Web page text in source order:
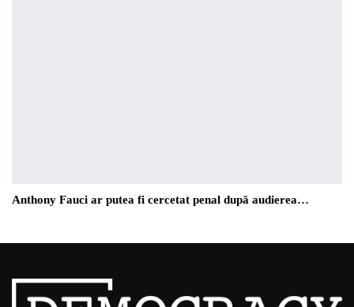
Anthony Fauci ar putea fi cercetat penal după audierea…